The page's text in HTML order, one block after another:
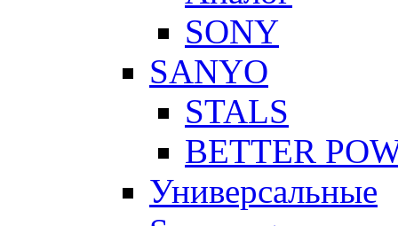
SONY
SANYO
STALS
BETTER
Универсальные